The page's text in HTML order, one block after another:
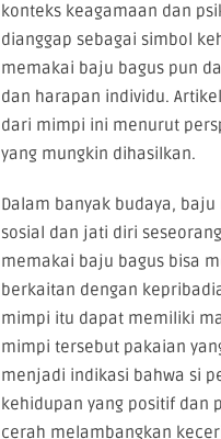
konteks keagamaan dan
dianggap sebagai simbol
memakai baju bagus pun
dan harapan individu.
dari mimpi ini menurut
yang mungkin dihasilkan.
Dalam banyak budaya,
sosial dan jati diri
memakai baju bagus bisa
berkaitan dengan
mimpi itu dapat memiliki
mimpi tersebut pakaian
menjadi indikasi bahwa si
kehidupan yang positif dan
cerah melambangkan